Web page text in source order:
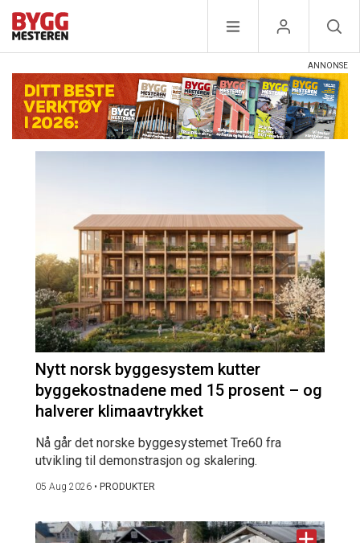
Nytt norsk byggesystem kutter
byggekostnadene med 15 prosent – og
halverer klimaavtrykket
Nå går det norske byggesystemet Tre60 fra
utvikling til demonstrasjon og skalering.
05 Aug 2026 • PRODUKTER